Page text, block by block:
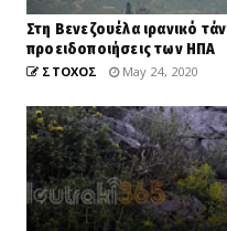
Στη Βενεζουέλα ιρανικό
προειδοποιήσεις των ΗΠΑ
ΣΤΟΧΟΣ May 24, 2020